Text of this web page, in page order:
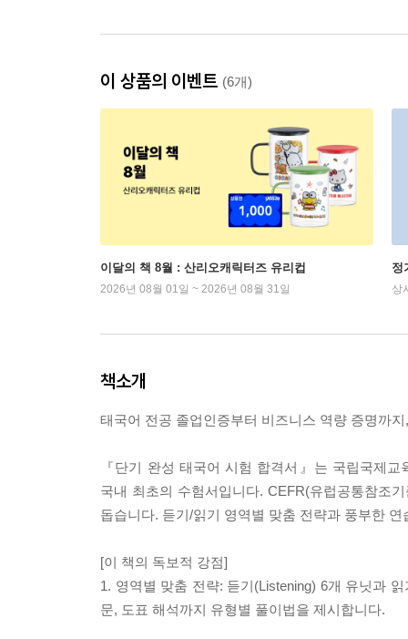
이 상품의 이벤트 (6개)
이달의 책 8월 : 산리오캐릭터즈 유리컵
2026년 08월 01일 ~ 2026년 08월 31일
정
상
책소개
태국어 전공 졸업인증부터 비즈니스 역량 증명까
『단기 완성 태국어 시험 합격서』는 국립국제
국내 최초의 수험서입니다. CEFR(유럽공통참조
돕습니다. 듣기/읽기 영역별 맞춤 전략과 풍부한
[이 책의 독보적 강점]
1. 영역별 맞춤 전략: 듣기(Listening) 6개 유닛과
문, 도표 해석까지 유형별 풀이법을 제시합니다.